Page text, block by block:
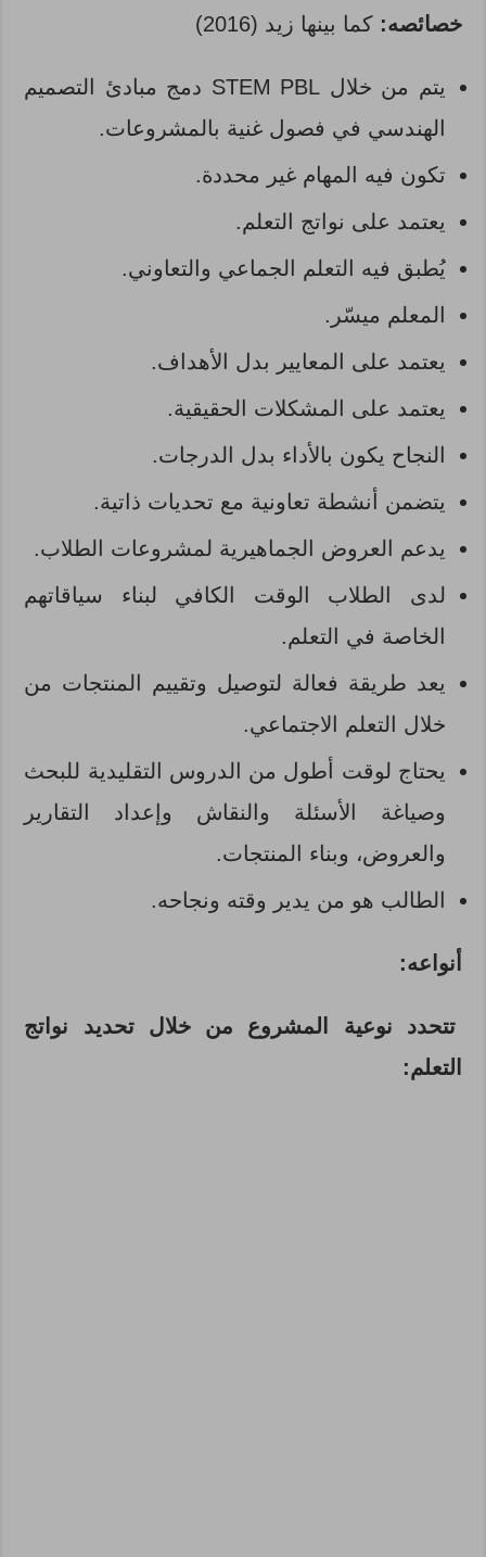
خصائصه:كما بينها زيد (2016)
يتم من خلال STEM PBL دمج مبادئ التصميم
الهندسي في فصول غنية بالمشروعات.
تكون فيه المهام غير محددة.
يعتمد على نواتج التعلم.
يُطبق فيه التعلم الجماعي والتعاوني.
المعلم میسّر.
يعتمد على المعايير بدل الأهداف.
يعتمد على المشكلات الحقيقية.
النجاح يكون بالأداء بدل الدرجات.
يتضمن أنشطة تعاونية مع تحديات ذاتية.
يدعم العروض الجماهيرية لمشروعات الطلاب.
لدى الطلاب الوقت الكافي لبناء سياقاتهم
الخاصة في التعلم.
يعد طريقة فعالة لتوصيل وتقييم المنتجات من
خلال التعلم الاجتماعي.
يحتاج لوقت أطول من الدروس التقليدية للبحث
وصياغة الأسئلة والنقاش وإعداد التقارير
والعروض، وبناء المنتجات.
الطالب هو من يدير وقته ونجاحه.
أنواعه:
تتحدد نوعية المشروع من خلال تحديد نواتج
التعلم: